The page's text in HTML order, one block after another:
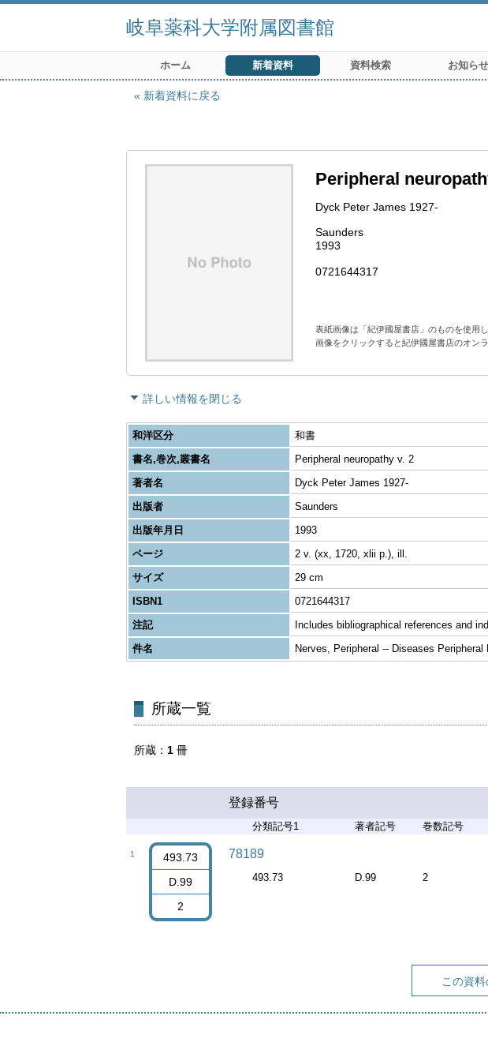
岐阜薬科大学附属図書館
ホーム 新着資料 資料検索 お知らせ
新着資料に戻る
Peripheral
Dyck Peter James 1927-
Saunders
1993
0721644317
表紙画像は「紀伊國屋書店」のものを使用し
画像をクリックすると紀伊國屋書店のオン
詳しい情報を閉じる
和洋区分
和書
書名,巻次,叢書名
Peripheral neuropathy v. 2
著者名
Dyck Peter James 1927-
出版者
Saunders
出版年月日
1993
ページ
2 v. (xx, 1720, xlii p.), ill.
サイズ
29 cm
ISBN1
0721644317
注記
Includes bibliographical references and
件名
Nerves, Peripheral -- Diseases
所蔵一覧
所蔵 1 冊
登録番号
分類記号1 著者記号 巻数記号
1
493.73
D.99
2
78189
493.73 D.99 2
この資